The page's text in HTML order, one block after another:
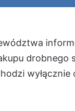
drobnego
wyłącznie